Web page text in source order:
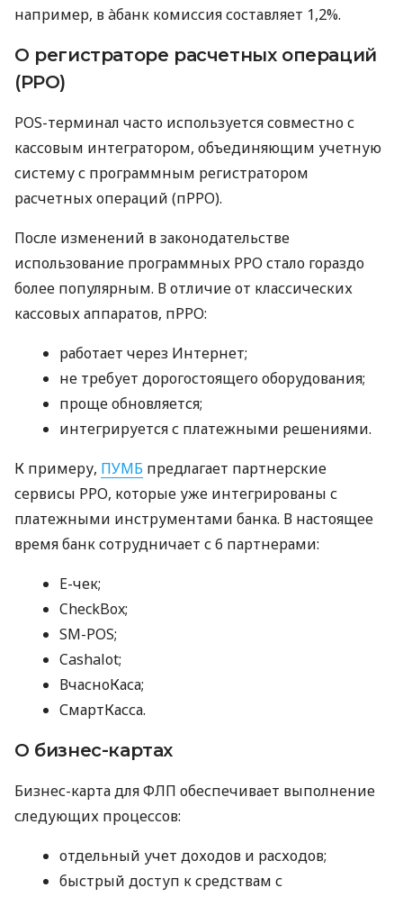
например, в àбанк комиссия составляет 1,2%.
О регистраторе расчетных операций
(РРО)
POS-терминал часто используется совместно с
кассовым интегратором, объединяющим учетную
систему с программным регистратором
расчетных операций (пРРО).
После изменений в законодательстве
использование программных РРО стало гораздо
более популярным. В отличие от классических
кассовых аппаратов, пРРО:
работает через Интернет;
не требует дорогостоящего оборудования;
проще обновляется;
интегрируется с платежными решениями.
К примеру, ПУМБ предлагает партнерские
сервисы РРО, которые уже интегрированы с
платежными инструментами банка. В настоящее
время банк сотрудничает с 6 партнерами:
E-чек;
CheckBox;
SM-POS;
Cashalot;
ВчасноКаса;
СмартКасса.
О бизнес-картах
Бизнес-карта для ФЛП обеспечивает выполнение
следующих процессов:
отдельный учет доходов и расходов;
быстрый доступ к средствам с